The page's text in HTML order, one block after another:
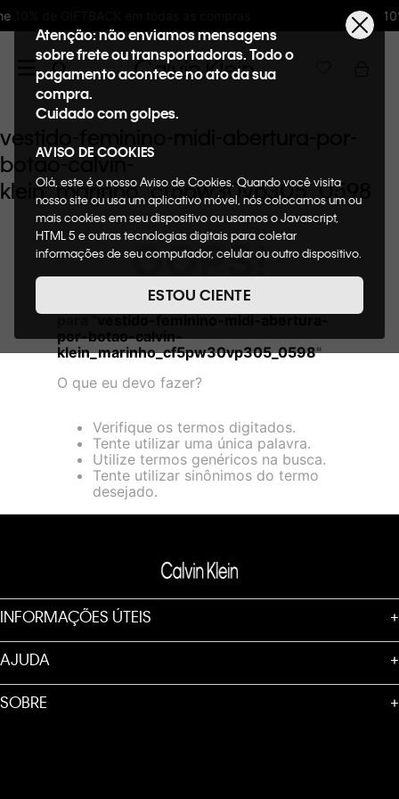
as compras 10%OFF na primeira compra :
Atenção: não enviamos mensagens
sobre frete ou transportadoras. Todo o
pagamento acontece no ato da sua
compra.
Cuidado com golpes.
AVISO DE COOKIES
Olá, este é o nosso Aviso de Cookies. Quando você visita
nosso site ou usa um aplicativo móvel, nós colocamos um ou
mais cookies em seu dispositivo ou usamos o Javascript,
HTML 5 e outras tecnologias digitais para coletar
informações de seu computador, celular ou outro dispositivo.
de cookies, informaremos quais cookies usaremos e quais
suas funções. A forma como processamos os dados
nosso Aviso de Privacidade. Quando você visita nosso site,
consideraremos isso como sua solicitação específica para
fornecer a você toda a funcionalidade do site, incluindo,
entre outros, a capacidade de comprar um item em nossa
Cookies acesse o link.
ESTOU CIENTE
vestido-feminino-midi-abertura-por-
botao-calvin-
klein_marinho_cf5pw30vp305_0598
OOPS!
Não encontramos nenhum resultado
por-botao-calvin-
klein_marinho_cf5pw30vp305_0598"
O que eu devo fazer?
Verifique os termos digitados.
Tente utilizar uma única palavra.
Utilize termos genéricos na busca.
Tente utilizar sinônimos do termo
desejado.
INFORMAÇÕES ÚTEIS +
AJUDA +
SOBRE +